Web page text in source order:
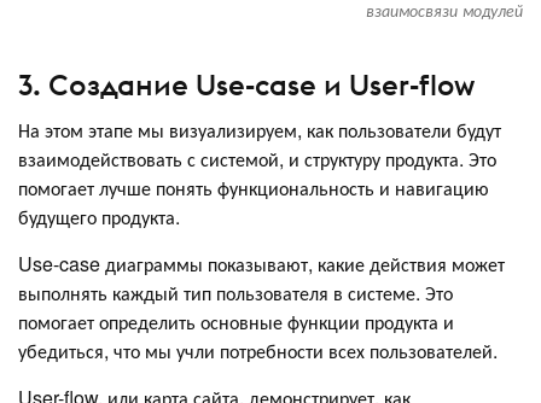
взаимосвязи модулей
3. Создание Use-case и User-flow
На этом этапе мы визуализируем, как пользователи будут
взаимодействовать с системой, и структуру продукта. Это
помогает лучше понять функциональность и навигацию
будущего продукта.
Use-case диаграммы показывают, какие действия может
выполнять каждый тип пользователя в системе. Это
помогает определить основные функции продукта и
убедиться, что мы учли потребности всех пользователей.